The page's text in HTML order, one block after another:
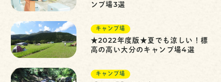
ンプ場3選
キャンプ場
★2022年度版★夏でも涼しい！標
高の高い大分のキャンプ場4選
キャンプ場